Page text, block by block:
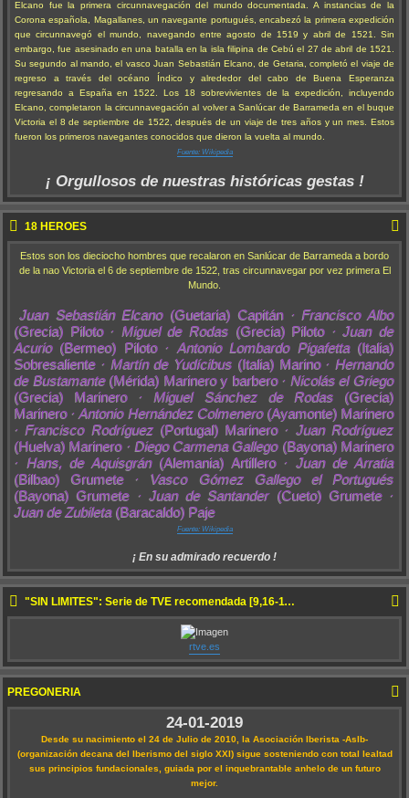
Elcano fue la primera circunnavegación del mundo documentada. A instancias de la
Corona española, Magallanes, un navegante portugués, encabezó la primera expedición
que circunnavegó el mundo, navegando entre agosto de 1519 y abril de 1521. Sin
embargo, fue asesinado en una batalla en la isla filipina de Cebú el 27 de abril de 1521.
Su segundo al mando, el vasco Juan Sebastián Elcano, de Getaria, completó el viaje de
regreso a través del océano Índico y alrededor del cabo de Buena Esperanza
regresando a España en 1522. Los 18 sobrevivientes de la expedición, incluyendo
Elcano, completaron la circunnavegación al volver a Sanlúcar de Barrameda en el buque
Victoria el 8 de septiembre de 1522, después de un viaje de tres años y un mes. Estos
fueron los primeros navegantes conocidos que dieron la vuelta al mundo.
Fuente: Wikipedia
¡ Orgullosos de nuestras históricas gestas !
18 HEROES
Estos son los dieciocho hombres que recalaron en Sanlúcar de Barrameda a bordo
de la nao Victoria el 6 de septiembre de 1522, tras circunnavegar por vez primera El
Mundo.
Juan Sebastián Elcano (Guetaria) Capitán ·Francisco Albo
(Grecia) Piloto · Miguel de Rodas (Grecia) Piloto ·Juan de
Acurio (Bermeo) Piloto ·Antonio Lombardo Pigafetta(Italia)
Sobresaliente · Martín de Yudícibus (Italia) Marino · Hernando
de Bustamante(Mérida) Marinero y barbero · Nicolás el Griego
(Grecia) Marinero ·Miguel Sánchez de Rodas (Grecia)
Marinero ·Antonio Hernández Colmenero (Ayamonte) Marinero
·Francisco Rodríguez(Portugal) Marinero ·Juan Rodríguez
(Huelva) Marinero · Diego Carmena Gallego (Bayona) Marinero
· Hans, de Aquisgrán(Alemania) Artillero ·Juan de Arratia
(Bilbao) Grumete ·Vasco Gómez Gallego el Portugués
(Bayona) Grumete ·Juan de Santander(Cueto) Grumete ·
Juan de Zubileta (Baracaldo) Paje
Fuente: Wikipedia
¡ En su admirado recuerdo !
"SIN LÍMITES": Serie de TVE recomendada [9,16-11-2022 22:50]
rtve.es
PREGONERÍA
24-01-2019
Desde su nacimiento el 24 de Julio de 2010, la Asociación Iberista -AsIb-
(organización decana del Iberismo del siglo XXI) sigue sosteniendo con total lealtad
sus principios fundacionales, guiada por el inquebrantable anhelo de un futuro
mejor.